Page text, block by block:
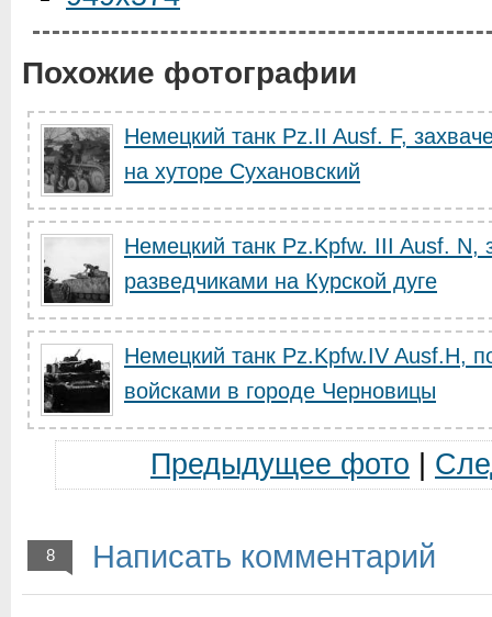
Похожие фотографии
Немецкий танк Pz.II Ausf. F,
на хуторе Сухановский
Немецкий танк Pz.Kpfw. III Ausf. N,
разведчиками на Курской дуге
Немецкий танк Pz.Kpfw.IV Ausf.H,
войсками в городе Черновицы
Предыдущее фото
8 Написать комментарий